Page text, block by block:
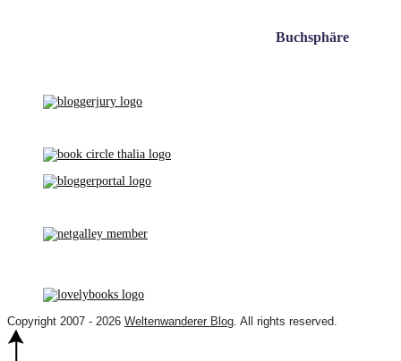
Buchsphäre
Copyright 2007 - 2026 Weltenwanderer Blog. All rights reserved.